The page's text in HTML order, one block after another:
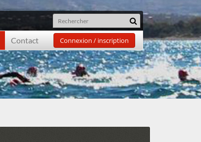
Contact Connexion / inscription